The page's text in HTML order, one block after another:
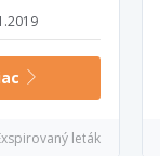
leták